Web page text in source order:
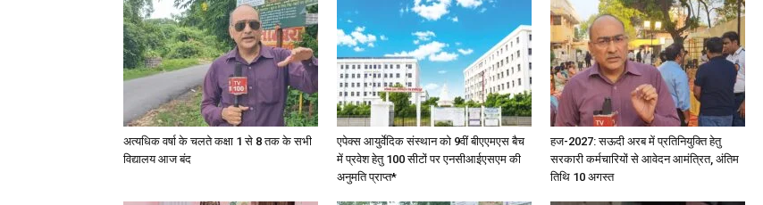
Today
अत्यधिक वर्षा के चलते कक्षा 1 से 8 तक के सभी
विद्यालय आज बंद
एपेक्स आयुर्वेदिक संस्थान को 9वीं बीएएमएस बैच
में प्रवेश हेतु 100 सीटों पर एनसीआईएसएम की
अनुमति प्राप्त*
हज-2027: सऊदी अरब में प्रतिनियुक्ति हेतु
सरकारी कर्मचारियों से आवेदन आमंत्रित, अंतिम
तिथि 10 अगस्त